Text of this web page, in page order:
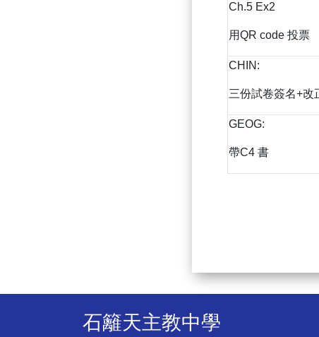
Ch.5 Ex2
用QR code 投票
CHIN:
三份試卷簽名+改
GEOG:
帶C4 書
石籬天主教中學